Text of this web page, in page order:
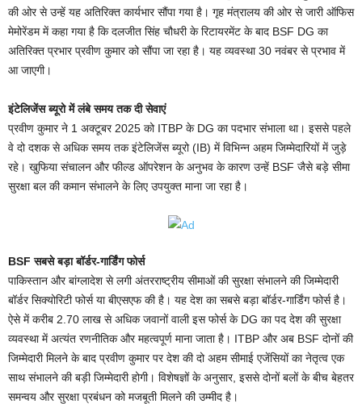
की ओर से उन्हें यह अतिरिक्त कार्यभार सौंपा गया है। गृह मंत्रालय की ओर से जारी ऑफिस
मेमोरेंडम में कहा गया है कि दलजीत सिंह चौधरी के रिटायरमेंट के बाद BSF DG का
अतिरिक्त प्रभार प्रवीण कुमार को सौंपा जा रहा है। यह व्यवस्था 30 नवंबर से प्रभाव में
आ जाएगी।
इंटेलिजेंस ब्यूरो में लंबे समय तक दी सेवाएं
प्रवीण कुमार ने 1 अक्टूबर 2025 को ITBP के DG का पदभार संभाला था। इससे पहले
वे दो दशक से अधिक समय तक इंटेलिजेंस ब्यूरो (IB) में विभिन्न अहम जिम्मेदारियों में जुड़े
रहे। खुफिया संचालन और फील्ड ऑपरेशन के अनुभव के कारण उन्हें BSF जैसे बड़े सीमा
सुरक्षा बल की कमान संभालने के लिए उपयुक्त माना जा रहा है।
BSF सबसे बड़ा बॉर्डर-गार्डिंग फोर्स
पाकिस्तान और बांग्लादेश से लगी अंतरराष्ट्रीय सीमाओं की सुरक्षा संभालने की जिम्मेदारी
बॉर्डर सिक्योरिटी फोर्स या बीएसएफ की है। यह देश का सबसे बड़ा बॉर्डर-गार्डिंग फोर्स है।
ऐसे में करीब 2.70 लाख से अधिक जवानों वाली इस फोर्स के DG का पद देश की सुरक्षा
व्यवस्था में अत्यंत रणनीतिक और महत्वपूर्ण माना जाता है। ITBP और अब BSF दोनों की
जिम्मेदारी मिलने के बाद प्रवीण कुमार पर देश की दो अहम सीमाई एजेंसियों का नेतृत्व एक
साथ संभालने की बड़ी जिम्मेदारी होगी। विशेषज्ञों के अनुसार, इससे दोनों बलों के बीच बेहतर
समन्वय और सुरक्षा प्रबंधन को मजबूती मिलने की उम्मीद है।